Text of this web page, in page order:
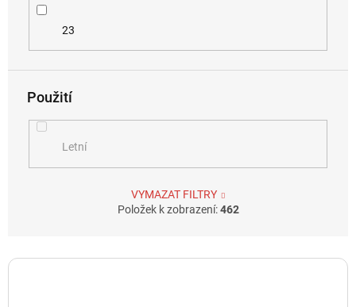
23
Použití
Letní
VYMAZAT FILTRY
Položek k zobrazení:462
V